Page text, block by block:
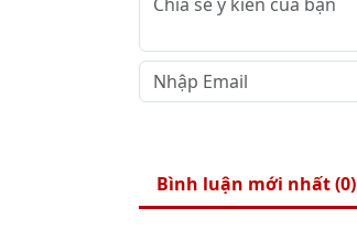
Bình luận mới nhất (0)